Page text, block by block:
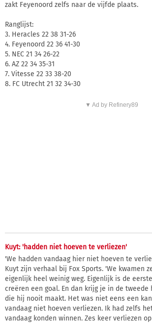
zakt Feyenoord zelfs naar de vijfde plaats.
Ranglijst:
3. Heracles 22 38 31-26
4. Feyenoord 22 36 41-30
5. NEC 21 34 26-22
6. AZ 22 34 35-31
7. Vitesse 22 33 38-20
8. FC Utrecht 21 32 34-30
▼ Ad by Refinery89
Kuyt: 'hadden niet hoeven te verliezen'
'We hadden vandaag hier niet hoeven te
Kuyt zijn verhaal bij Fox Sports. 'We kwamen
eigenlijk heel weinig weg. Eigenlijk is de
creëren een goal. En dan krijg je in de tweede
die hij nooit maakt. Het was niet eens een
vandaag niet hoeven verliezen. Ik had zelfs
vandaag konden winnen. Zes keer verliezen